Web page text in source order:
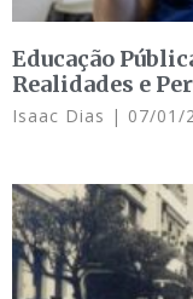
Educação
Realidades e
Isaac Dias 07/01/